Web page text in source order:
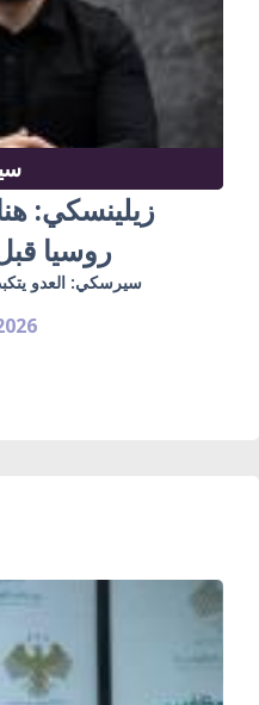
زيلينسكي:
روسيا
سيرسكي: العدو